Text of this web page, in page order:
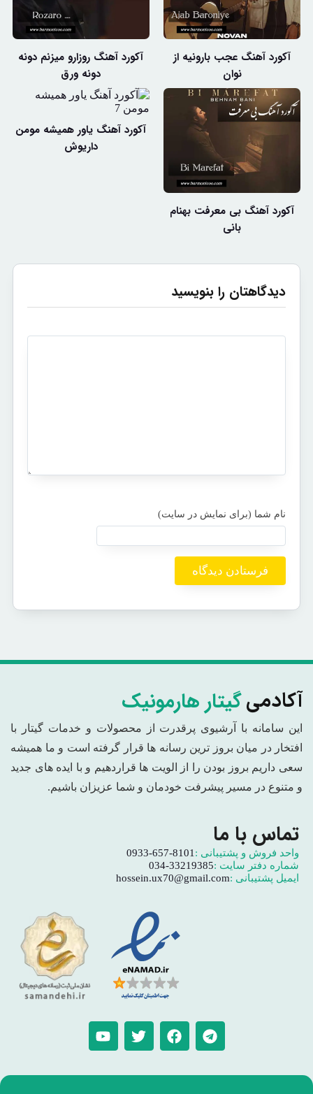
آکورد آهنگ عجب بارونیه از
نوان
آکورد آهنگ روزارو میزنم دونه
دونه ورق
آکورد آهنگ بی معرفت بهنام
بانی
آکورد آهنگ یاور همیشه مومن
داریوش
دیدگاهتان را بنویسید
آکادمیگیتار هارمونیک
این سامانه با آرشیوی پرقدرت از محصولات و خدمات گیتار با
افتخار در میان بروز ترین رسانه ها قرار گرفته است و ما همیشه
سعی داریم بروز بودن را از الویت ها قراردهیم و با ایده های جدید
و متنوع در مسیر پیشرفت خودمان و شما عزیزان باشیم.
تماس با ما
واحد فروش و پشتیبانی :0933-657-8101
شماره دفتر سایت :034-33219385
ایمیل پشتیبانی :hossein.ux70@gmail.com